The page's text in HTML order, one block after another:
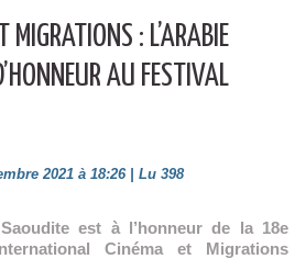
: L’ARABIE
AU FESTIVAL
2021 à 18:26 | Lu 398
est à l’honneur de la 18e
Cinéma et Migrations